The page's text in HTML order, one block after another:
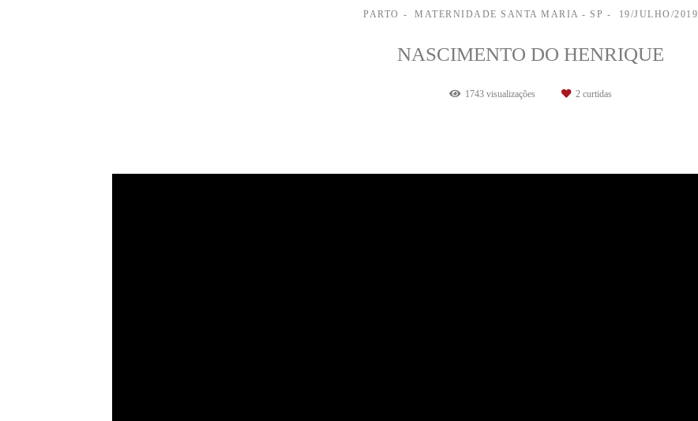
PARTO MATERNIDADE SANTA MARIA - SP 19/JULHO/2019
NASCIMENTO DO HENRIQUE
1743 visualizações 2 curtidas